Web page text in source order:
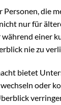
Personen, die
nur für
einer
nie zu
bietet
oder